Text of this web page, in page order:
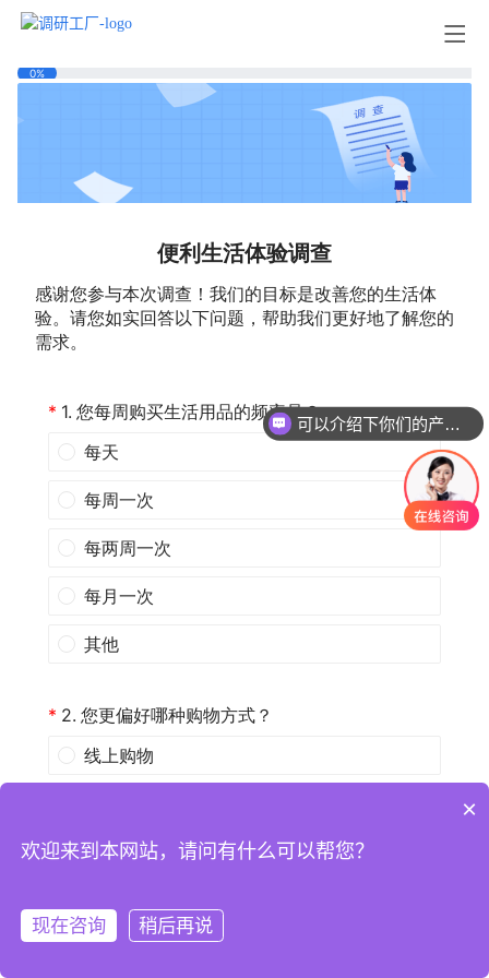
注册
×
欢迎来到本网站，请问有什么可以帮您？
现在咨询 稍后再说